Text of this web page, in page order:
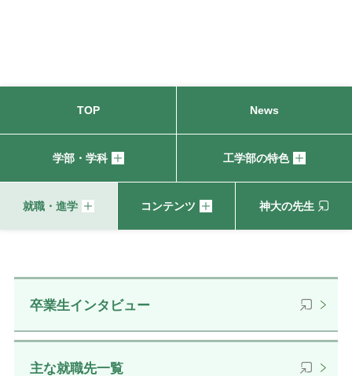
TOP News
学部・学科 工学部の特色
就職・進学 コンテンツ 神大の先生
卒業生インタビュー
主な就職先一覧